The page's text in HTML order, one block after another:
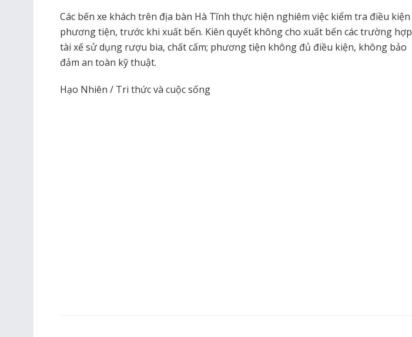
Các bến xe khách trên địa bàn Hà Tĩnh thực hiện nghiêm việc kiểm tra điều kiện
phương tiện, trước khi xuất bến. Kiên quyết không cho xuất bến các trường hợp
tài xế sử dụng rượu bia, chất cấm; phương tiện không đủ điều kiện, không bảo
đảm an toàn kỹ thuật.
Hạo Nhiên / Tri thức và cuộc sống